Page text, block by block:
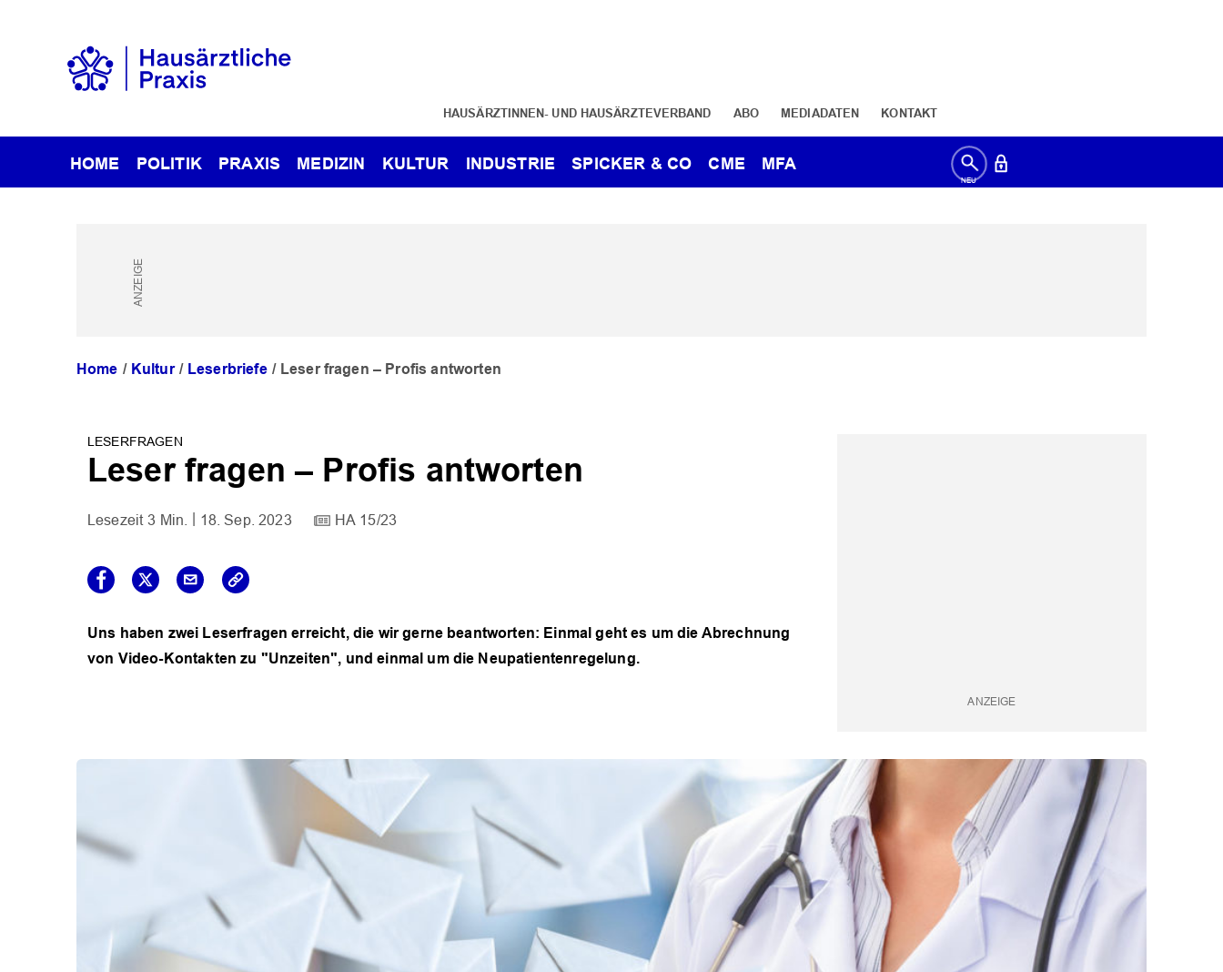
HAUSÄRZTINNEN- UND HAUSÄRZTEVERBAND ABO MEDIADATEN KONTAKT
HOME POLITIK PRAXIS MEDIZIN KULTUR INDUSTRIE SPICKER & CO CME MFA
Home Kultur Leserbriefe Leser fragen – Profis antworten
LESERFRAGEN
Leser fragen – Profis antworten
3 Min. 18. Sep. 2023 HA 15/23
Uns haben zwei Leserfragen erreicht, die wir gerne beantworten: Einmal geht es um die Abrechnung
von Video-Kontakten zu "Unzeiten", und einmal um die Neupatientenregelung.